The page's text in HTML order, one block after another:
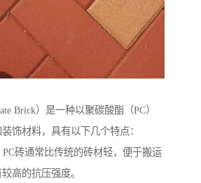
Brick）是一种以聚碳酸酯（PC）
饰材料，具有以下几个特点：
砖通常比传统的砖材轻，便于搬运
高的抗压强度。